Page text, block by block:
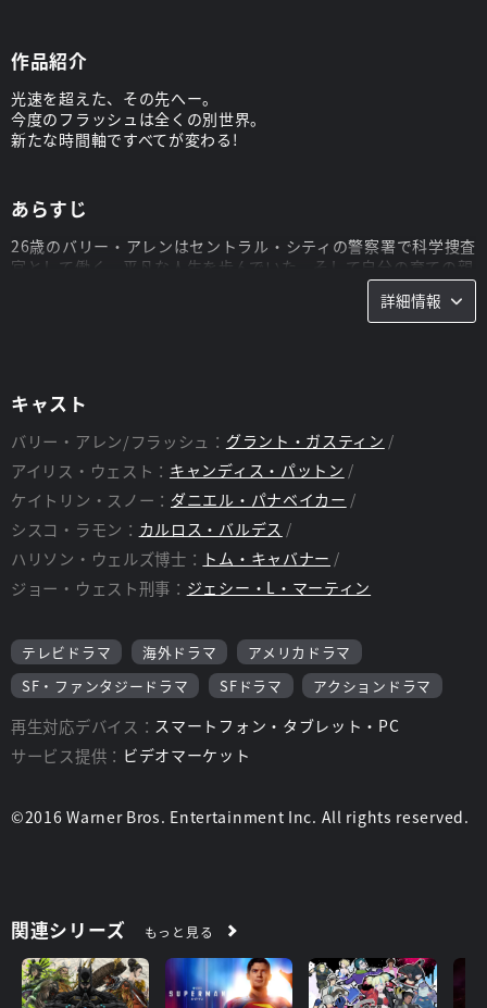
作品紹介
光速を超えた、その先へー。
今度のフラッシュは全くの別世界。
新たな時間軸ですべてが変わる!
あらすじ
26歳のバリー・アレンはセントラル・シティの警察署で科学捜査
官として働く、平凡な人生を歩んでいた。そして自分の育ての親
ジョー・ウェスト刑事の娘であり、親友のアイリス・ウェストに
密かな恋心を抱いていた。実は15年前、バリーの母が殺され、
バリーの父ヘンリー・アレンがその容疑者として逮捕され、終身
ター)ラボの粒子加速器が大爆発し、雷に打たれたバリーはダー
クマターの影響を受け、超スピードで動く能力を得て、世界一速
い男になる。だがその夜、特殊な能力を得たのはバリーだけでは
なかった。ダークマターはメタヒューマンをも生みだし、メタヒ
ューマンたちは、それぞれの特殊能力でセントラル・シティを破
壊していく。バリーは、強大な脅威たちからセントラル・シティ
の住民を守るため、ケイトリン・スノー、シスコ・ラモン、ウェ
ルズ博士など、新たに友人となったSTAR(スター)の研究員たち
から支えられながら、フラッシュとしての道を歩み出す。そして
仲間たちの力を借りたバリーは、ついに“黄色いスーツの男”こと
絶な戦いで、時空に特異点ができてしまい、人類を脅威にさら
す。
特異点によってセントラル・シティが滅びるのを無事防いだバリ
ーは、事態はこれ以上ひどくならないだろうと考える。だがジェ
イ・ギャリックの登場で、特異点は異世界の地球、アース2への
入り口となっていたことが判明する。アース2はズームという俊
り込む。だがバリーは、かつての師匠であるウェルズ博士のアー
けようとすることの難しさに悩む。えん罪で終身刑になっていた
けられるバリーだったが、目の前でズームにヘンリーを殺害さ
れ、精神の安定が崩れてしまう。
詳細情報
キャスト
バリー・アレン/フラッシュ： グラント・ガスティン
アイリス・ウェスト： キャンディス・パットン
ケイトリン・スノー： ダニエル・パナベイカー
シスコ・ラモン： カルロス・バルデス
ハリソン・ウェルズ博士： トム・キャバナー
ジョー・ウェスト刑事： ジェシー・L・マーティン
テレビドラマ 海外ドラマ
アメリカドラマ
SF・ファンタジードラマ
SFドラマ アクションドラマ
再生対応デバイス： スマートフォン・タブレット・PC
サービス提供： ビデオマーケット
©2016 Warner Bros. Entertainment Inc. All rights reserved.
関連シリーズ もっと見る